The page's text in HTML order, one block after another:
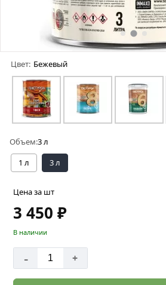
Цвет: Бежевый
Объем:3 л
1 л
3 л
Цена за шт
3 450 ₽
В наличии
- +